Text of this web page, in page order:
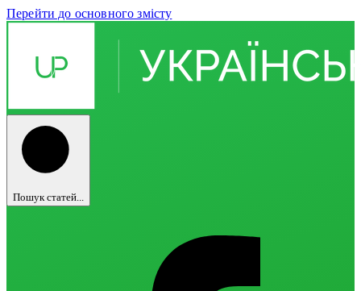
Перейти до основного змісту
Пошук статей...